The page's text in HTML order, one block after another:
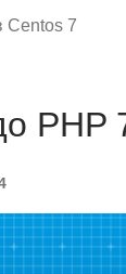
Centos 7
PHP